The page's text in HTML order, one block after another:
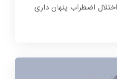
اضطراب پنهان داری